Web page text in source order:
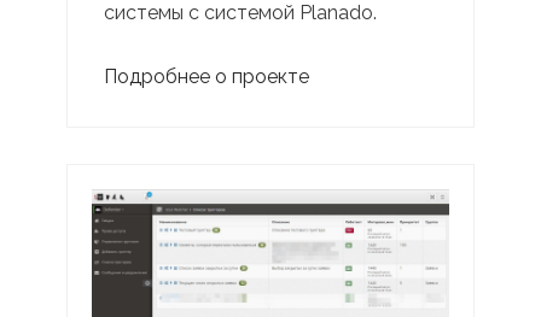
системы с системой Planado.
Подробнее о проекте